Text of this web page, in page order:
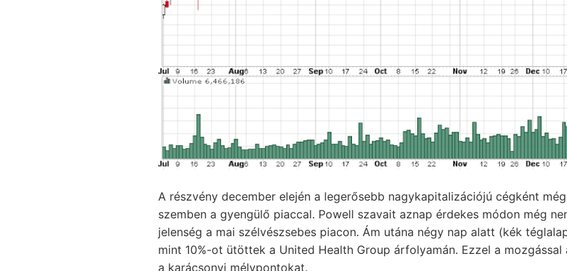
A részvény december elején a legerősebb nagykapitalizációjú cégként
szemben a gyengülő piaccal. Powell szavait aznap érdekes módon még
jelenség a mai szélvészsebes piacon. Ám utána négy nap alatt (kék
mint 10%-ot ütöttek a United Health Group árfolyamán. Ezzel a
a karácsonyi mélypontokat.